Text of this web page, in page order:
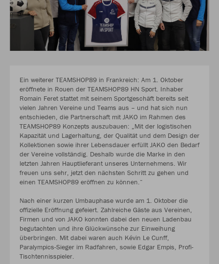
Ein weiterer TEAMSHOP89 in Frankreich: Am 1. Oktober
eröffnete in Rouen der TEAMSHOP89 HN Sport. Inhaber
Romain Feret stattet mit seinem Sportgeschäft bereits seit
vielen Jahren Vereine und Teams aus – und hat sich nun
entschieden, die Partnerschaft mit JAKO im Rahmen des
TEAMSHOP89 Konzepts auszubauen: „Mit der logistischen
Kapazität und Lagerhaltung, der Qualität und dem Design der
Kollektionen sowie ihrer Lebensdauer erfüllt JAKO den Bedarf
der Vereine vollständig. Deshalb wurde die Marke in den
letzten Jahren Hauptlieferant unseres Unternehmens. Wir
freuen uns sehr, jetzt den nächsten Schritt zu gehen und
einen TEAMSHOP89 eröffnen zu können.“
Nach einer kurzen Umbauphase wurde am 1. Oktober die
offizielle Eröffnung gefeiert. Zahlreiche Gäste aus Vereinen,
Firmen und von JAKO konnten dabei den neuen Ladenbau
begutachten und ihre Glückwünsche zur Einweihung
überbringen. Mit dabei waren auch Kévin Le Cunff,
Paralympics-Sieger im Radfahren, sowie Edgar Empis, Profi-
Tischtennisspieler.